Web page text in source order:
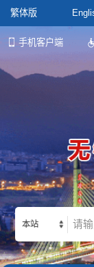
繁体版
手机客户端
本站